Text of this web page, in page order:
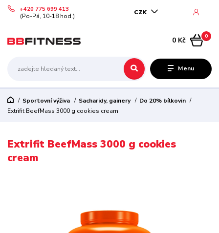
Menu
CZK
+420 775 699 413
(Po-Pá, 10-18 hod.)
0
0 Kč
Sportovní výživa Sacharidy, gainery
Do 20% bílkovin
Extrifit BeefMass 3000 g cookies cream
Extrifit BeefMass 3000 g cookies
cream